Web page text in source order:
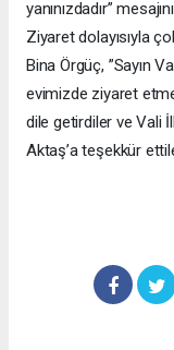
yanınızdadır”
Ziyaret dolayısıyla
Bina Örgüç, ”Sayın
evimizde ziyaret
dile getirdiler ve Vali
Aktaş’a teşekkür